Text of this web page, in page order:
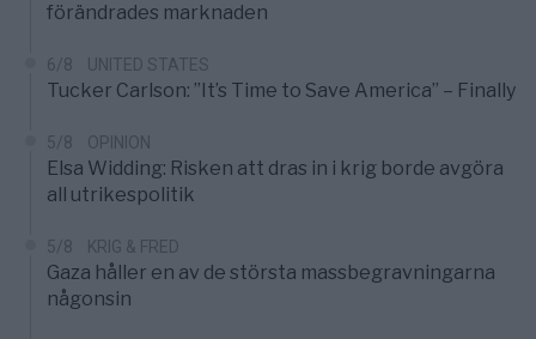
förändrades marknaden
6/8 UNITED STATES
Tucker Carlson: ”It’s Time to Save America” – Finally
5/8 OPINION
Elsa Widding: Risken att dras in i krig borde avgöra
all utrikespolitik
5/8 KRIG & FRED
Gaza håller en av de största massbegravningarna
någonsin